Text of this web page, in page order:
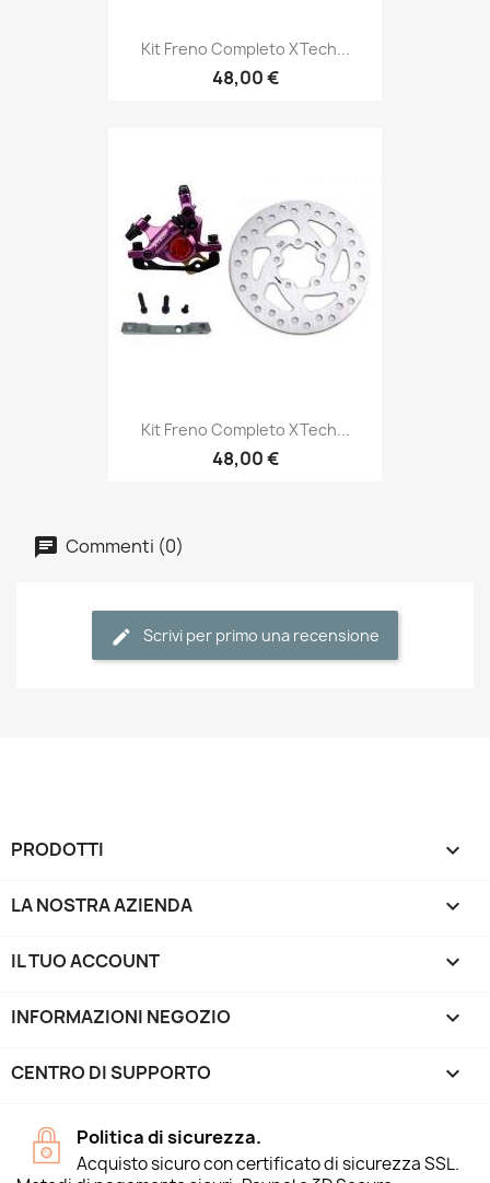
Kit Freno Completo XTech...
48,00 €
Kit Freno Completo XTech...
48,00 €
Commenti (0)
Scrivi per primo una recensione
PRODOTTI 
LA NOSTRA AZIENDA 
IL TUO ACCOUNT 
INFORMAZIONI NEGOZIO keyboard_arrow_down
CENTRO DI SUPPORTO 
Politica di sicurezza.
Acquisto sicuro con certificato di sicurezza SSL.